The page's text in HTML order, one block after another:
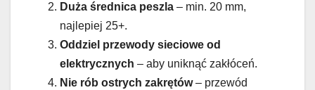
Duża średnica peszla – min. 20 mm,
najlepiej 25+.
Oddziel przewody sieciowe od
elektrycznych – aby uniknąć zakłóceń.
Nie rób ostrych zakrętów– przewód